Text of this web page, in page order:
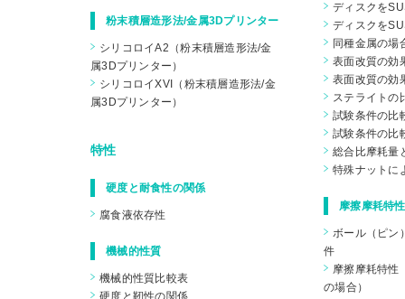
粉末積層造形法/金属3Dプリンター
シリコロイA2（粉末積層造形法/金
属3Dプリンター）
シリコロイXVI（粉末積層造形法/金
属3Dプリンター）
特性
硬度と耐食性の関係
腐食液依存性
機械的性質
機械的性質比較表
ディスクを
ディスクを
同種金属の場
表面改質の効
表面改質の効
ステライトの
試験条件の比
試験条件の比
総合比摩耗量
特殊ナットに
摩擦摩耗特
ボール（ピン
件
摩擦摩耗特性
の場合）